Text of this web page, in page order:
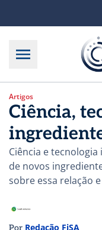
Artigos
Ciência,
Ciência e
de novos
sobre essa relação
Por Redação FiSA